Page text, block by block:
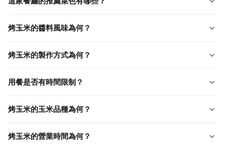
烤玉米的醬料風味為何？
烤玉米的製作方式為何？
用餐是否有時間限制？
烤玉米的玉米品種為何？
烤玉米的營業時間為何？